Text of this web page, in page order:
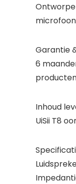
Garantie
6
Inhoud
UiSii T8